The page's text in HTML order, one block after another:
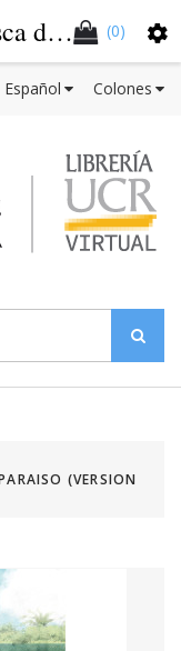
(0)
Colones
Español
(VERSION
La tortuga Rhino en busca del paraíso (Versión impresa)